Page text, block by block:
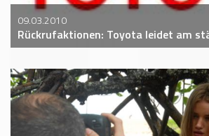
09.03.2010
Rückrufaktionen: Toyota leidet am